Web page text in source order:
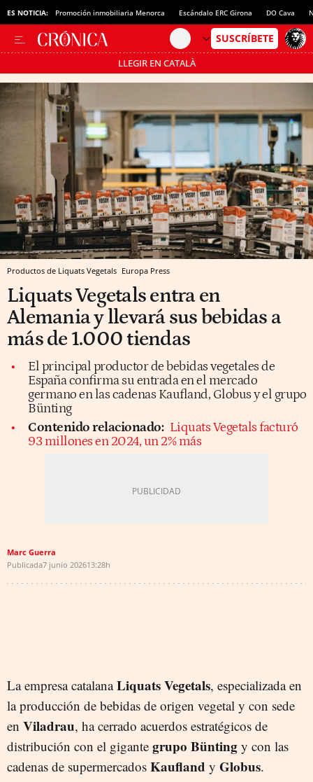
ES NOTICIA: Promoción inmobiliaria Menorca Escándalo ERC Girona DO Cava
LLEGIR EN CATALÀ
Pásate al MODO AHORRO
Productos de Liquats Vegetals Europa Press
Liquats Vegetals entra en
Alemania y llevará sus bebidas a
más de 1.000 tiendas
El principal productor de bebidas vegetales de
España confirma su entrada en el mercado
germano en las cadenas Kaufland, Globus y el grupo
Bünting
Contenido relacionado: Liquats Vegetals facturó
93 millones en 2024, un 2% más
Marc Guerra
Publicada7 junio 202613:28h
La empresa catalanaLiquats Vegetals, especializada en
la producción de bebidas de origen vegetal y con sede
en Viladrau, ha cerrado acuerdos estratégicos de
distribución con el gigante grupo Bünting y con las
cadenas de supermercados Kaufland y Globus.